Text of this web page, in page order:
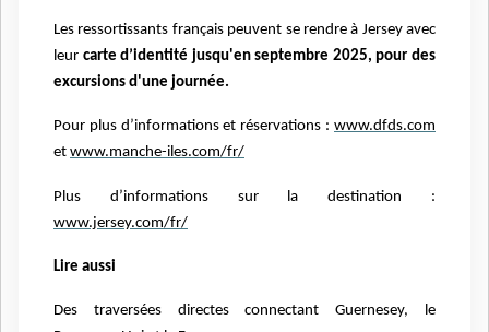
Les ressortissants français peuvent se rendre à Jersey avec
leur carte d’identité jusqu'en septembre 2025, pour des
excursions d'une journée.
Pour plus d’informations et réservations : www.dfds.com
et www.manche-iles.com/fr/
Plus d’informations sur la destination :
www.jersey.com/fr/
Lire aussi
Des traversées directes connectant Guernesey, le